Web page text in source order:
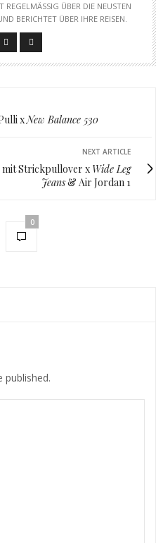
ÜBER DIE NEUSTEN T
BERICHTET ÜBER IHRE REISEN.
xNew Balance 530
NEXT ARTICLE
mit Strickpullover x Wide Leg
Jeans& Air Jordan 1
0
published.